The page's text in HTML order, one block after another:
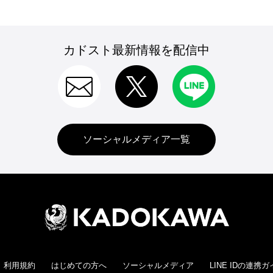
カドスト最新情報を配信中
ソーシャルメディア一覧
利用規約 はじめての方へ ソーシャルメディア LINE IDの連携ガ